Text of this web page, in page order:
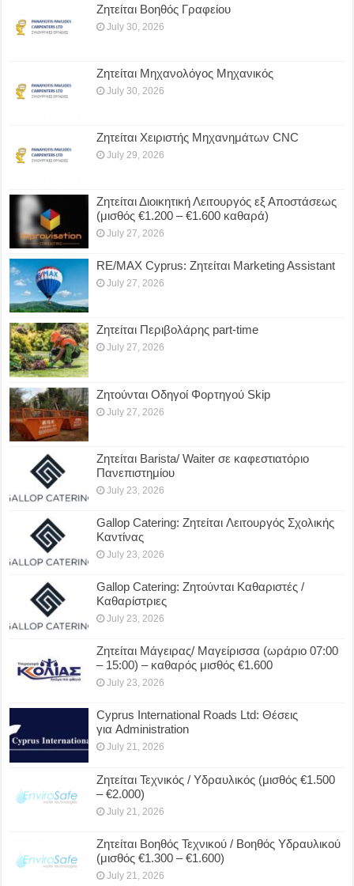
Ζητείται Βοηθός Γραφείου
July 30, 2026
Ζητείται Μηχανολόγος Μηχανικός
July 30, 2026
Ζητείται Χειριστής Μηχανημάτων CNC
July 29, 2026
Ζητείται Διοικητική Λειτουργός εξ Αποστάσεως
(μισθός €1.200 – €1.600 καθαρά)
July 27, 2026
RE/MAX Cyprus: Ζητείται Marketing Assistant
July 27, 2026
Ζητείται Περιβολάρης part-time
July 27, 2026
Ζητούνται Οδηγοί Φορτηγού Skip
July 27, 2026
Ζητείται Barista/ Waiter σε καφεστιατόριο
Πανεπιστημίου
July 23, 2026
Gallop Catering: Ζητείται Λειτουργός Σχολικής
Καντίνας
July 23, 2026
Gallop Catering: Ζητούνται Καθαριστές /
Καθαρίστριες
July 23, 2026
Ζητείται Μάγειρας/ Μαγείρισσα (ωράριο 07:00
– 15:00) – καθαρός μισθός €1.600
July 23, 2026
Cyprus International Roads Ltd: Θέσεις
για Administration
July 21, 2026
Ζητείται Τεχνικός / Υδραυλικός (μισθός €1.500
– €2.000)
July 21, 2026
Ζητείται Βοηθός Τεχνικού / Βοηθός Υδραυλικού
(μισθός €1.300 – €1.600)
July 21, 2026